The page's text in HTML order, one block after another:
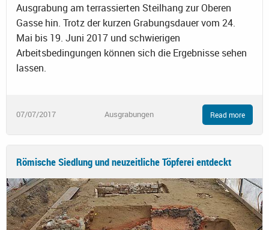
Ausgrabung am terrassierten Steilhang zur Oberen
Gasse hin. Trotz der kurzen Grabungsdauer vom 24.
Mai bis 19. Juni 2017 und schwierigen
Arbeitsbedingungen können sich die Ergebnisse sehen
lassen.
07/07/2017 Ausgrabungen Read more
Römische Siedlung und neuzeitliche Töpferei entdeckt